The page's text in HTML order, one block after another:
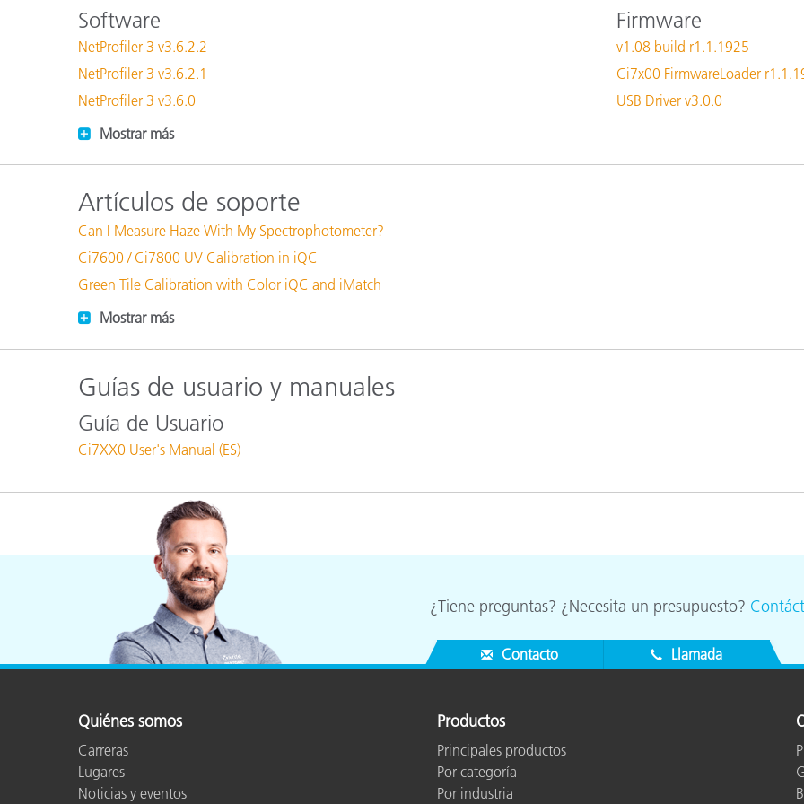
Papel
Materiales de Construcción
Bienes Duraderos
Software
NetProfiler 3 v3.6.2.2
NetProfiler 3 v3.6.2.1
NetProfiler 3 v3.6.0
Mostrar más
Firmware
v1.08 build r1.1.1925
Ci7x00 FirmwareLoader
USB Driver v3.0.0
Artículos de soporte
Can I Measure Haze With My Spectrophotometer?
Ci7600 / Ci7800 UV Calibration in iQC
Green Tile Calibration with Color iQC and iMatch
Mostrar más
Guías de usuario y manuales
Guía de Usuario
Ci7XX0 User's Manual (ES)
¿Tiene preguntas? ¿Necesita un presupuesto?
Contacto Llamada
Quiénes somos
Carreras
Lugares
Noticias y eventos
Productos
Principales productos
Por categoría
Por industria